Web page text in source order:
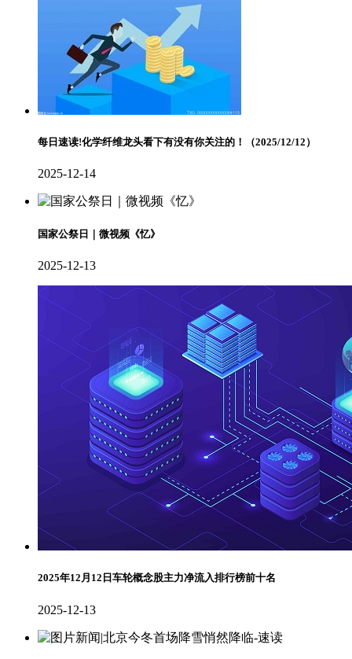
每日速读!化学纤维龙头看下有没有你关注的！（2025/12/12）
2025-12-14
国家公祭日｜微视频《忆》
2025-12-13
2025年12月12日车轮概念股主力净流入排行榜前十名
2025-12-13